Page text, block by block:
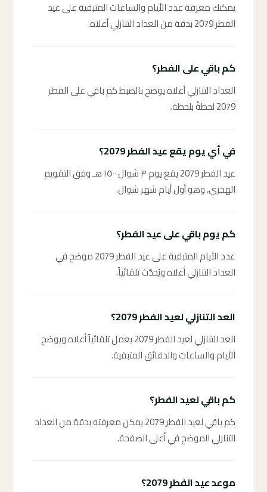
يمكنك معرفة عدد الأيام والساعات المتبقية على عيد
الفطر 2079 بدقة من العداد التنازلي أعلاه.
كم باقي على الفطر؟
العداد التنازلي أعلاه يوضح بالضبط كم باقي على الفطر
2079 لحظةً بلحظة.
في أي يوم يقع عيد الفطر 2079؟
عيد الفطر 2079 يقع يوم ٣ شوال ١٥٠٠ هـ وفق التقويم
الهجري، وهو أول أيام شهر شوال.
كم يوم باقي على عيد الفطر؟
عدد الأيام المتبقية على عيد الفطر 2079 موضح في
العداد التنازلي أعلاه ويُحدَّث تلقائياً.
العد التنازلي لعيد الفطر 2079؟
العد التنازلي لعيد الفطر 2079 يعمل تلقائياً أعلاه ويوضح
الأيام والساعات والدقائق المتبقية.
كم باقي لعيد الفطر؟
كم باقي لعيد الفطر 2079 يمكن معرفته بدقة من العداد
التنازلي الموضح في أعلى الصفحة.
موعد عيد الفطر 2079؟